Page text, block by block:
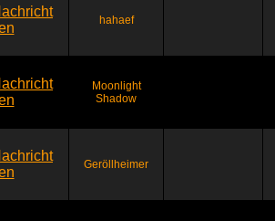
hahaef
Moonlight
Shadow
Geröllheimer